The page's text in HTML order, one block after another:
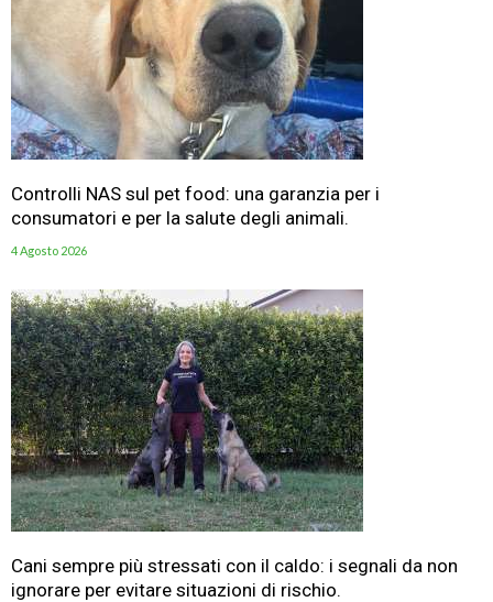
Controlli NAS sul pet food: una garanzia per i
consumatori e per la salute degli animali.
4 Agosto 2026
Cani sempre più stressati con il caldo: i segnali da non
ignorare per evitare situazioni di rischio.